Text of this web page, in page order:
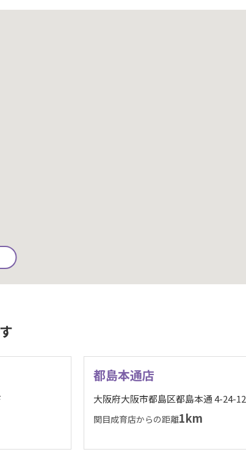
都島本通店
大阪府大阪市都島区都島本通 4-24-12
関目成育店からの距離1km